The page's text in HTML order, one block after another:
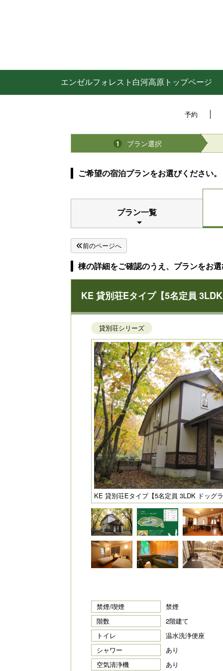
エンゼルフォレスト白河高原トップページ
予約
1 プラン選択
ご希望の宿泊プランをお選びください。
プラン一覧
前のページへ
棟の詳細をご確認のうえ、プランをお
KE 貸別荘Eタイプ【5名定員
貸別荘シリーズ
KE 貸別荘Eタイプ【5名定員 3LDK ドッグ
禁煙/喫煙
禁煙
階数
2階建て
トイレ
温水洗浄便座
シャワー
あり
空気清浄機
あり